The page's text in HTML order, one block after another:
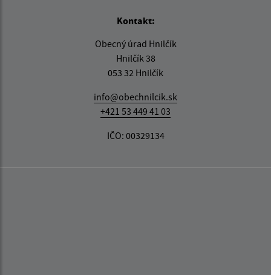
Kontakt:
Obecný úrad Hnilčík
Hnilčík 38
053 32 Hnilčík
info@obechnilcik.sk
+421 53 449 41 03
IČO: 00329134